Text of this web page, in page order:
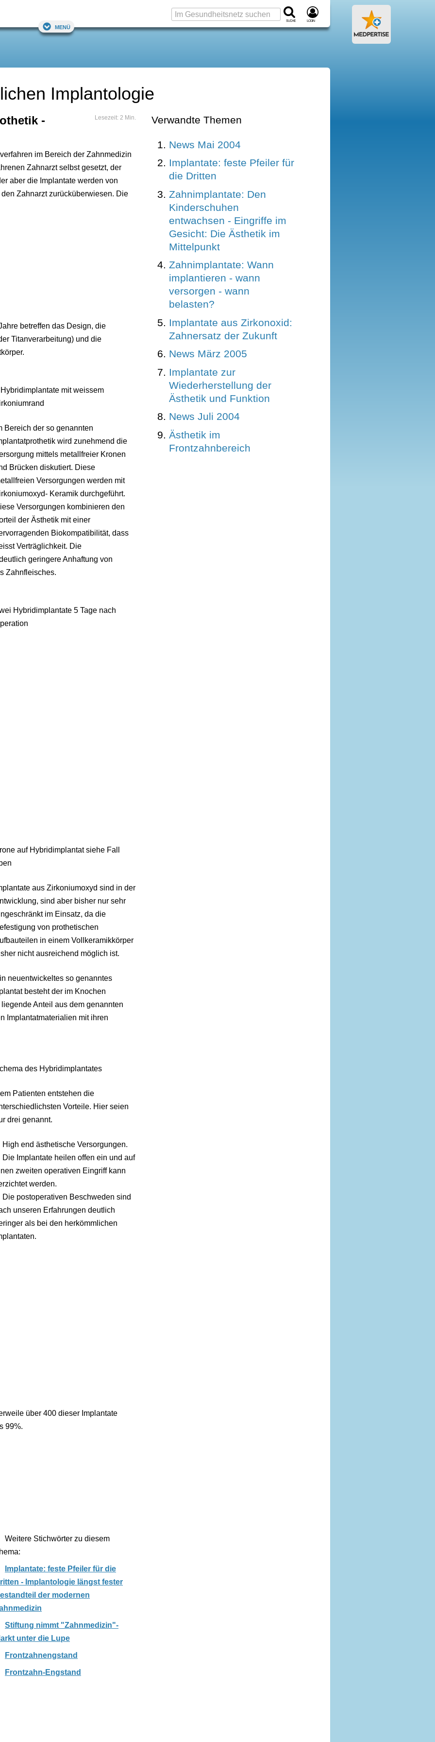
Suche Login
Menü
Implantologie
Lesezeit: 2 Min.
-
im Bereich der Zahnmedizin
Zahnarzt selbst gesetzt, der
aber die Implantate werden von
Zahnarzt zurücküberwiesen. Die
betreffen das Design, die
Titanverarbeitung) und die
mit weissem
Bereich der so genannten
wird zunehmend die
mittels metallfreier Kronen
Brücken diskutiert. Diese
Versorgungen werden mit
Keramik durchgeführt.
Versorgungen kombinieren den
der Ästhetik mit einer
Biokompatibilität, dass
Verträglichkeit. Die
geringere Anhaftung von
Zahnfleisches.
Hybridimplantate 5 Tage nach
auf Hybridimplantat siehe Fall
aus Zirkoniumoxyd sind in der
sind aber bisher nur sehr
im Einsatz, da die
von prothetischen
in einem Vollkeramikkörper
nicht ausreichend möglich ist.
neuentwickeltes so genanntes
besteht der im Knochen
Anteil aus dem genannten
Implantatmaterialien mit ihren
des Hybridimplantates
Patienten entstehen die
Vorteile. Hier seien
drei genannt.
High end ästhetische Versorgungen.
Die Implantate heilen offen ein und auf
zweiten operativen Eingriff kann
werden.
Die postoperativen Beschweden sind
unseren Erfahrungen deutlich
als bei den herkömmlichen
über 400 dieser Implantate
99%.
Weitere Stichwörter zu diesem
Implantate: feste Pfeiler für die
- Implantologie längst fester
der modernen
Stiftung nimmt "Zahnmedizin"-
unter die Lupe
Frontzahnengstand
Frontzahn-Engstand
Verwandte Themen
News Mai 2004
Implantate: feste Pfeiler für
die Dritten
Zahnimplantate: Den
Kinderschuhen
entwachsen - Eingriffe im
Gesicht: Die Ästhetik im
Mittelpunkt
Zahnimplantate: Wann
implantieren - wann
versorgen - wann
belasten?
Implantate aus Zirkonoxid:
Zahnersatz der Zukunft
News März 2005
Implantate zur
Wiederherstellung der
Ästhetik und Funktion
News Juli 2004
Ästhetik im
Frontzahnbereich